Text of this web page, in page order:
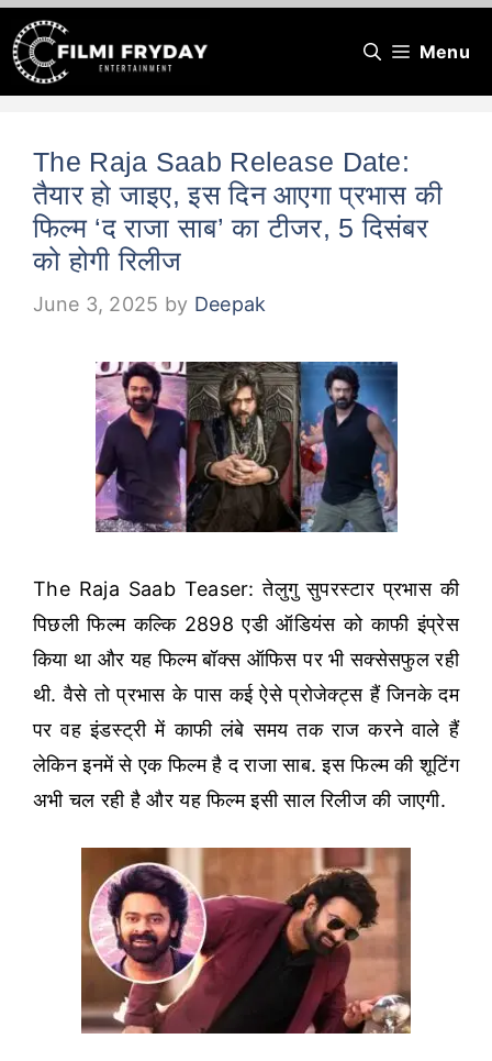
Skip
to
content
Menu
The Raja Saab Release Date:
तैयार हो जाइए, इस दिन आएगा प्रभास की
फिल्म ‘द राजा साब’ का टीजर, 5 दिसंबर
को होगी रिलीज
June 3, 2025 by Deepak
The Raja Saab Teaser: तेलुगु सुपरस्टार प्रभास की
पिछली फिल्म कल्कि 2898 एडी ऑडियंस को काफी इंप्रेस
किया था और यह फिल्म बॉक्स ऑफिस पर भी सक्सेसफुल रही
थी. वैसे तो प्रभास के पास कई ऐसे प्रोजेक्ट्स हैं जिनके दम
पर वह इंडस्ट्री में काफी लंबे समय तक राज करने वाले हैं
लेकिन इनमें से एक फिल्म है द राजा साब. इस फिल्म की शूटिंग
अभी चल रही है और यह फिल्म इसी साल रिलीज की जाएगी.